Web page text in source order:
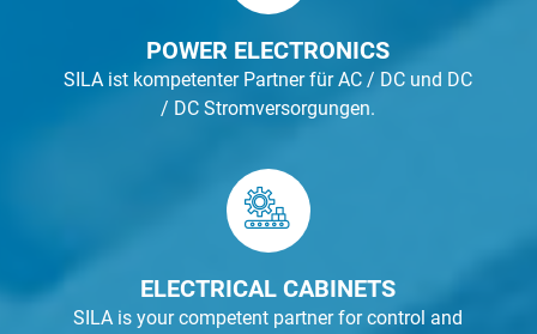
POWER ELECTRONICS
SILA ist kompetenter Partner für AC / DC und DC
/ DC Stromversorgungen.
ELECTRICAL CABINETS
SILA is your competent partner for control and